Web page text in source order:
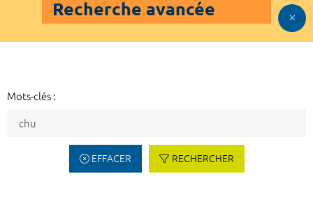
Recherche avancée
Mots-clés :
EFFACER RECHERCHER